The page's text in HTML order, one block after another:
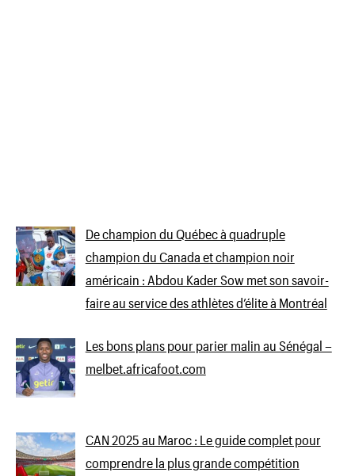
De champion du Québec à quadruple
champion du Canada et champion noir
américain : Abdou Kader Sow met son savoir-
faire au service des athlètes d’élite à Montréal
Les bons plans pour parier malin au Sénégal –
melbet.africafoot.com
CAN 2025 au Maroc : Le guide complet pour
comprendre la plus grande compétition